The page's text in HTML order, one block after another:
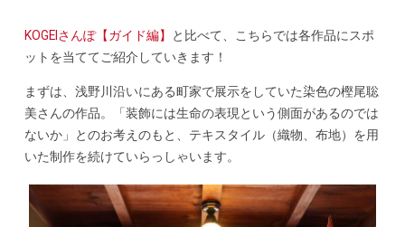
KOGEIさんぽ【ガイド編】
と比べて、こちらでは各作品にスポ
ットを当ててご紹介していきます！
まずは、浅野川沿いにある町家で展示をしていた染色の樫尾聡
美さんの作品。「装飾には生命の表現という側面があるのでは
ないか」とのお考えのもと、テキスタイル（織物、布地）を用
いた制作を続けていらっしゃいます。